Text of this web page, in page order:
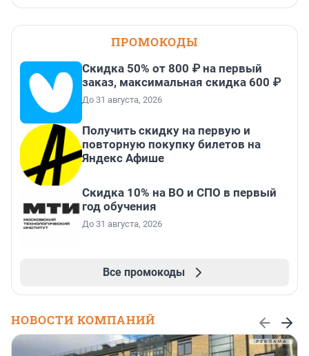
ПРОМОКОДЫ
Скидка 50% от 800 ₽ на первый
заказ, максимальная скидка 600 ₽
До 31 августа, 2026
Получить скидку на первую и
повторную покупку билетов на
Яндекс Афише
Скидка 10% на ВО и СПО в первый
год обучения
До 31 августа, 2026
Все промокоды
НОВОСТИ КОМПАНИЙ